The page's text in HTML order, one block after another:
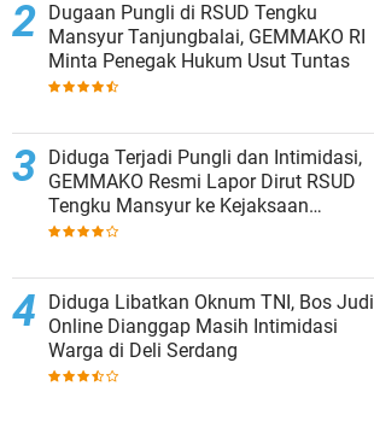
Dugaan Pungli di RSUD Tengku
Mansyur Tanjungbalai, GEMMAKO RI
Minta Penegak Hukum Usut Tuntas
Diduga Terjadi Pungli dan Intimidasi,
GEMMAKO Resmi Lapor Dirut RSUD
Tengku Mansyur ke Kejaksaan
Tanjungbalai
Diduga Libatkan Oknum TNI, Bos Judi
Online Dianggap Masih Intimidasi
Warga di Deli Serdang